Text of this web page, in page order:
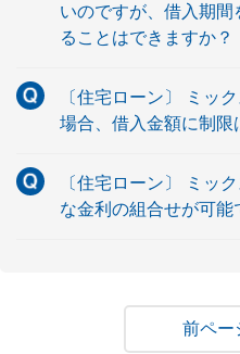
いのですが、借入期
ることはできますか？
〔住宅ローン〕 ミッ
場合、借入金額に制限
〔住宅ローン〕 ミッ
な金利の組合せが可能